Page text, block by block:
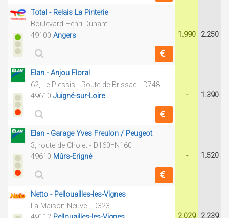
Total - Relais La Pinterie
Boulevard Henri Dunant
49100 Angers 1.990 2.250
Elan - Anjou Floral
62, Le Plessis - Route de Brissac - D748
49610 Juigné-sur-Loire - 1.390
Elan - Garage Yves Freulon / Peugeot
3, route de Cholet - D160=N160
49610 Mûrs-Erigné - 1.520
Netto - Pellouailles-les-Vignes
La Maison Neuve - D323
2.029 2.239